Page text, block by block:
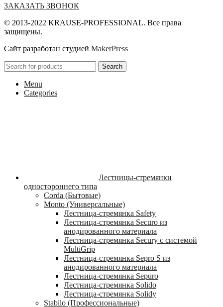
ЗАКАЗАТЬ ЗВОНОК
© 2013-2022 KRAUSE-PROFESSIONAL. Все права
защищены.
Сайт разработан студией MakerPress
Search
Menu
Categories
Лестницы-стремянки
одностороннего типа
Corda (Бытовые)
Monto (Универсальные)
Лестница-стремянка Safety
Лестница-стремянка Securo из
анодированного материала
Лестница-стремянка Secury с системой
MultiGrip
Лестница-стремянка Sepro S из
анодированного материала
Лестница-стремянка Sepuro
Лестница-стремянка Solido
Лестница-стремянка Solidy
Stabilo (Профессиональные)